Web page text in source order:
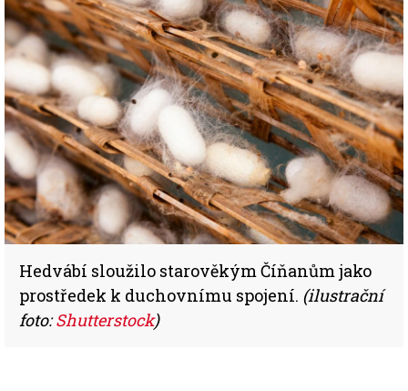
Hedvábí sloužilo starověkým Číňanům jako
prostředek k duchovnímu spojení. (ilustrační
foto:Shutterstock)